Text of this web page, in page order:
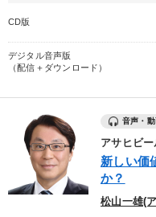
【6月】音声・映像
全国経営者セミナー収録〈
後継社長・アトツギ
最新刊・戦略参謀
業種
CD版
デジタル音声版
（配信＋ダウンロード）
音声・
アサヒビ
新しい価
か？
松山一雄(